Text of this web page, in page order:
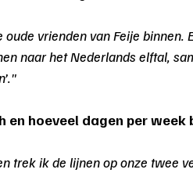
vrienden van Feije binnen.
naar het Nederlands elftal,
hoeveel dagen per week
trek ik de lijnen op onze twee